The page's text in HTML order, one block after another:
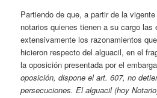
Partiendo de que, a partir de la
notarios quienes tienen a su cargo las
extensivamente los razonamientos
hicieron respecto del alguacil, en el
la oposición presentada por el
oposición, dispone el art. 607, no
persecuciones. El alguacil (hoy